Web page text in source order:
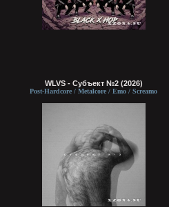
WLVS - Субъект №2 (2026)
Post-Hardcore / Metalcore / Emo / Screamo